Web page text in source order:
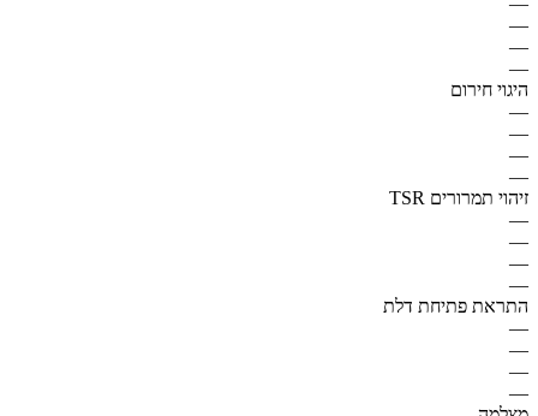
—
—
—
היגוי חירום
—
—
—
—
זיהוי תמרורים TSR
—
—
—
—
התראת פתיחת דלת
—
—
—
—